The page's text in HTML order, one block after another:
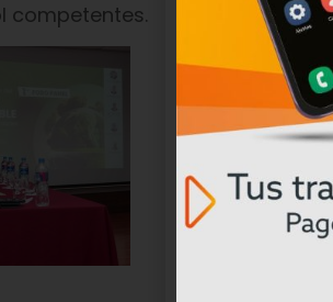
competentes.